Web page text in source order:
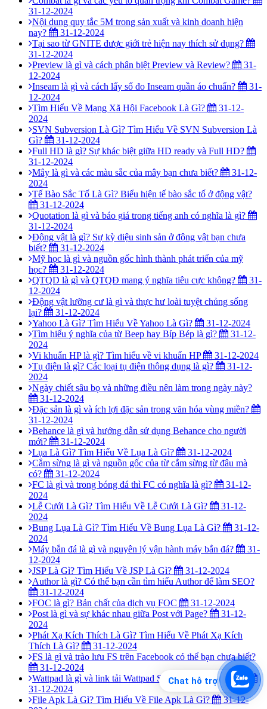
31-12-2024
Nội dung quy tắc 5M trong sản xuất và kinh doanh hiện
nay?
31-12-2024
Tại sao từ GNITE được giới trẻ hiện nay thích sử dụng?
31-12-2024
Preview là gì và cách phân biệt Preview và Review?
31-
12-2024
Inseam là gì và cách lấy số đo Inseam quần áo chuẩn?
31-
12-2024
Tìm Hiểu Về Mạng Xã Hội Facebook Là Gì?
31-12-
2024
SVN Subversion Là Gì? Tìm Hiểu Về SVN Subversion Là
Gì?
31-12-2024
Full HD là gì? Sự khác biệt giữa HD ready và Full HD?
31-12-2024
Mây là gì và các màu sắc của mây bạn chưa biết?
31-12-
2024
Tế Bào Sắc Tố Là Gì? Biểu hiện tế bào sắc tố ở động vật?
31-12-2024
Quotation là gì và báo giá trong tiếng anh có nghĩa là gì?
31-12-2024
Động vật là gì? Sự kỳ diệu sinh sản ở động vật bạn chưa
biết?
31-12-2024
Mỹ học là gì và nguồn gốc hình thành phát triển của mỹ
học?
31-12-2024
QTQD là gì và QTQĐ mang ý nghĩa tiêu cực không?
31-
12-2024
Động vật lưỡng cư là gì và thực hư loài tuyệt chủng sống
lại?
31-12-2024
Yahoo Là Gì? Tìm Hiểu Về Yahoo Là Gì?
31-12-2024
Tìm hiểu ý nghĩa của từ Beep hay Bíp Bép là gì?
31-12-
2024
Vi khuẩn HP là gì? Tìm hiểu về vi khuẩn HP
31-12-2024
Tụ điện là gì? Các loại tụ điện thông dụng là gì?
31-12-
2024
Ngày chiết sâu bọ và những điều nên làm trong ngày này?
31-12-2024
Đặc sản là gì và ích lợi đặc sản trong văn hóa vùng miền?
31-12-2024
Behance là gì và hướng dẫn sử dụng Behance cho người
mới?
31-12-2024
Lụa Là Gì? Tìm Hiểu Về Lụa Là Gì?
31-12-2024
Cắm sừng là gì và nguồn gốc của từ cắm sừng từ đâu mà
có?
31-12-2024
FC là gì và trong bóng đá thì FC có nghĩa là gì?
31-12-
2024
Lễ Cưới Là Gì? Tìm Hiểu Về Lễ Cưới Là Gì?
31-12-
2024
Bung Lụa Là Gì? Tìm Hiểu Về Bung Lụa Là Gì?
31-12-
2024
Máy bắn đá là gì và nguyên lý vận hành máy bắn đá?
31-
12-2024
JSP Là Gì? Tìm Hiểu Về JSP Là Gì?
31-12-2024
Author là gì? Có thể bạn cần tìm hiểu Author để làm SEO?
31-12-2024
FOC là gì? Bản chất của dịch vụ FOC
31-12-2024
Post là gì và sự khác nhau giữa Post với Page?
31-12-
2024
Phát Xạ Kích Thích Là Gì? Tìm Hiểu Về Phát Xạ Kích
Thích Là Gì?
31-12-2024
FS là gì và trào lưu FS trên Facebook có thể bạn chưa biết?
31-12-2024
Wattpad là gì và link tải Wattpad Soft miễn phí hiện nay?
31-12-2024
File Apk Là Gì? Tìm Hiểu Về File Apk Là Gì?
31-12-
Chat hỗ trợ